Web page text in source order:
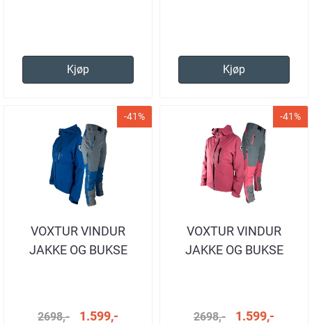
Kjøp Kjøp
-41%
VOXTUR VINDUR
JAKKE OG BUKSE
2698,- 1.599,-
-41%
VOXTUR VINDUR
JAKKE OG BUKSE
2698,- 1.599,-